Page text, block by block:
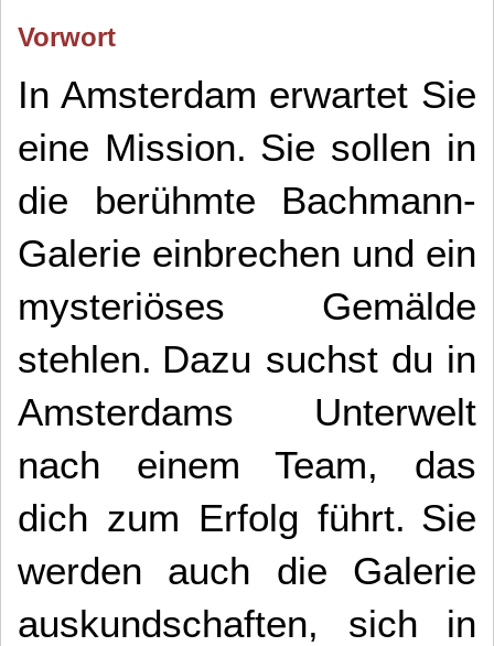
Vorwort
In Amsterdam erwartet Sie
eine Mission. Sie sollen in
die berühmte Bachmann-
Galerie einbrechen und ein
mysteriöses Gemälde
stehlen. Dazu suchst du in
Amsterdams Unterwelt
nach einem Team, das
dich zum Erfolg führt. Sie
werden auch die Galerie
auskundschaften, sich in